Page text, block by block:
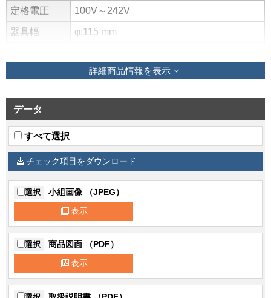
定格電圧 100V～242V
器具幅 φ:115 mm
調光方式
調光範囲 約1%～100%
光色（相関
色温度、平
数）
温白色（3500K Ra:93）
40,000時間(光束維持率85%)
器具光束 2400 lm
定格消費電
17.7W(100V) 17.3W(200V) 17.3W(242V)
詳細商品情報を表示
データ
すべて選択
チェック項目をダウンロード
選択 小組画像 （JPEG）
表示
選択 商品図面 （PDF）
表示